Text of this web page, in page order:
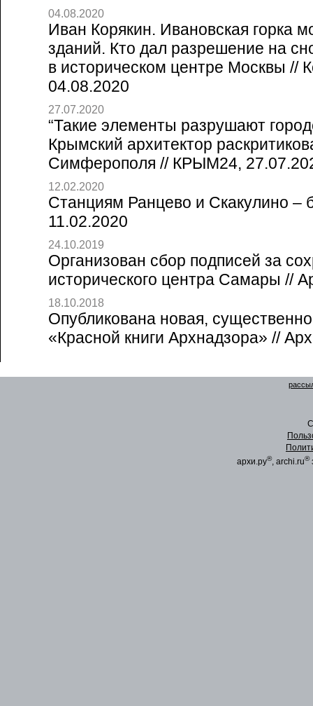
04.08.2020
Иван Корякин. Ивановская горка
зданий. Кто дал разрешение на
в историческом центре Москвы //
04.08.2020
27.07.2020
“Такие элементы разрушают
Крымский архитектор
Симферополя // КРЫМ24,
12.02.2020
Станциям Ранцево и Скакулино –
11.02.2020
24.10.2019
Организован сбор подписей за
исторического центра Самары //
18.10.2018
Опубликована новая,
«Красной книги Архнадзора» //
архи.ру®, archi.ru®